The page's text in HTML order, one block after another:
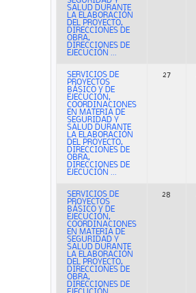
SALUD DURANTE
LA ELABORACIÓN
DEL PROYECTO,
DIRECCIONES DE
OBRA,
DIRECCIONES DE
EJECUCIÓN ...
SERVICIOS DE
PROYECTOS
BÁSICO Y DE
EJECUCIÓN,
COORDINACIONES
EN MATERIA DE
SEGURIDAD Y
SALUD DURANTE
LA ELABORACIÓN
DEL PROYECTO,
DIRECCIONES DE
OBRA,
DIRECCIONES DE
EJECUCIÓN ...
27
SERVICIOS DE
PROYECTOS
BÁSICO Y DE
EJECUCIÓN,
COORDINACIONES
EN MATERIA DE
SEGURIDAD Y
SALUD DURANTE
LA ELABORACIÓN
DEL PROYECTO,
DIRECCIONES DE
OBRA,
DIRECCIONES DE
28